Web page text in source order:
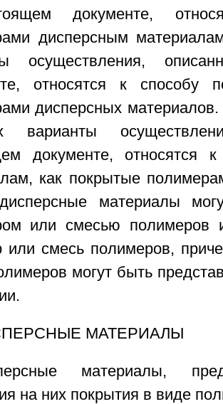
документе,
дисперсным
осуществления,
относятся к способу
дисперсных
варианты
документе, относятся
как покрытые
материалы
или смесью полимеров
или смесь полимеров,
могут быть
МАТЕРИАЛЫ
материалы,
на них покрытия в виде